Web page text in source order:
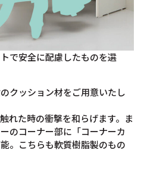
で安全に配慮したものを選
クッション材をご用意いたし
れた時の衝撃を和らげます。ま
のコーナー部に「コーナーカ
。こちらも軟質樹脂製のもの